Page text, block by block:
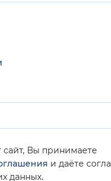
сайт, Вы принимаете
и даёте
данных.